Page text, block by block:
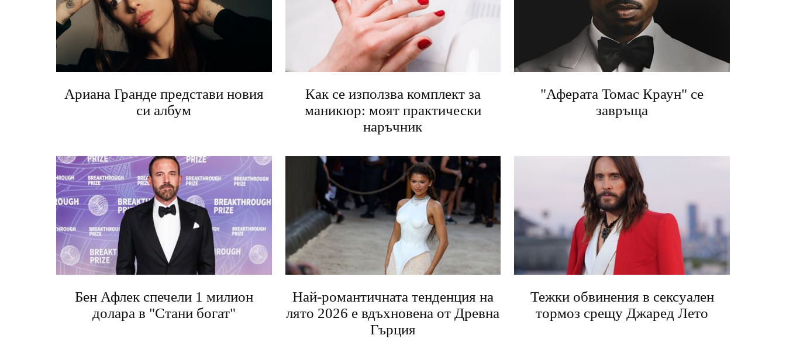
Ариана Гранде представи новия
си албум
Как се използва комплект за
маникюр: моят практически
наръчник
"Аферата Томас Краун" се
завръща
Бен Афлек спечели 1 милион
долара в "Стани богат"
Най-романтичната тенденция на
лято 2026 е вдъхновена от Древна
Гърция
Тежки обвинения в сексуален
тормоз срещу Джаред Лето